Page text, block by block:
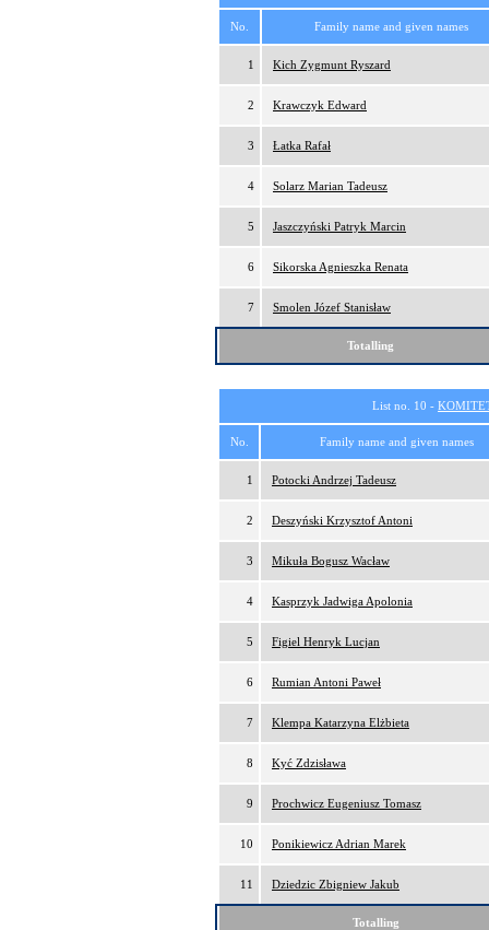
No. Family name and given names
1 Kich Zygmunt Ryszard
2 Krawczyk Edward
3 Łatka Rafał
4 Solarz Marian Tadeusz
5 Jaszczyński Patryk Marcin
6 Sikorska Agnieszka Renata
7 Smolen Józef Stanisław
Totalling
List no. 10 -
No. Family name and given names
1 Potocki Andrzej Tadeusz
2 Deszyński Krzysztof Antoni
3 Mikuła Bogusz Wacław
4 Kasprzyk Jadwiga Apolonia
5 Figiel Henryk Lucjan
6 Rumian Antoni Paweł
7 Klempa Katarzyna Elżbieta
8 Kyć Zdzisława
9 Prochwicz Eugeniusz Tomasz
10 Ponikiewicz Adrian Marek
11 Dziedzic Zbigniew Jakub
Totalling